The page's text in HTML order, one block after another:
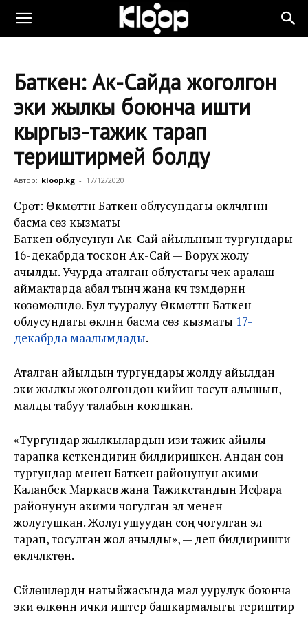
Баткен: Ак-Сайда жоголгон
эки жылкы боюнча ишти
кыргыз-тажик тарап
териштирмей болду
Автор: kloop.kg - 17/12/2020
Сүрөт: Өкмөттүн Баткен облусундагы өкүлчүлүгүнүн
басма сөз кызматы
Баткен облусунун Ак-Сай айылынын тургундары
16-декабрда тоскон Ак-Сай — Ворух жолу
ачылды. Учурда аталган облустагы чек аралаш
аймактарда абал тынч жана күч түзүмдөрүнүн
көзөмөлүндө. Бул тууралуу Өкмөттүн Баткен
облусундагы өкүлүнүн басма сөз кызматы 17-
декабрда маалымдады.
Аталган айылдын тургундары жолду айылдан
эки жылкы жоголгондон кийин тосуп алышып,
малды табуу талабын коюшкан.
«Тургундар жылкылардын изи тажик айылы
тарапка кеткендигин билдиришкен. Андан соң
тургундар менен Баткен районунун акими
Каланбек Маркаев жана Тажикстандын Исфара
районунун акими чогулган эл менен
жолугушкан. Жолугушуудан соң чогулган эл
тарап, тосулган жол ачылды», — деп билдиришти
өкүлчүлүктөн.
Сүйлөшүүлөрдүн натыйжасында мал уурулук боюнча
эки өлкөнүн ички иштер башкармалыгы териштирүү